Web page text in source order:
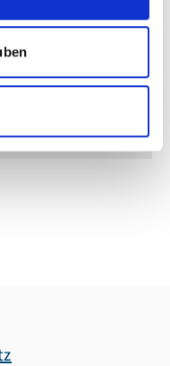
Pilotanlage